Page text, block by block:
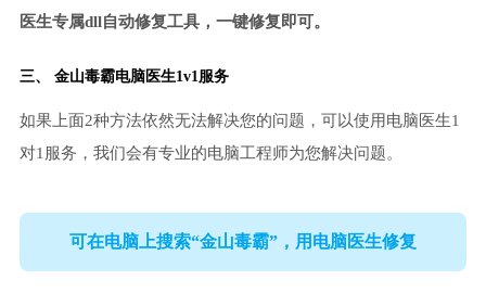
医生专属dll自动修复工具，一键修复即可。
三、 金山毒霸电脑医生1v1服务
如果上面2种方法依然无法解决您的问题，可以使用电脑医生1
对1服务，我们会有专业的电脑工程师为您解决问题。
可在电脑上搜索“金山毒霸”，用电脑医生修复